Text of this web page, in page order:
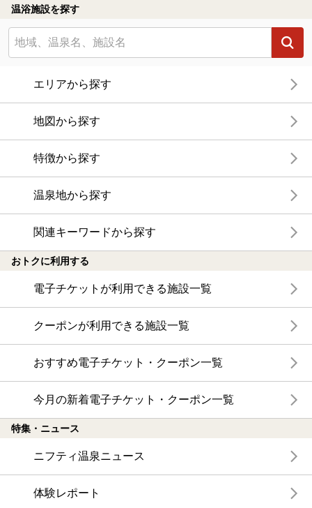
温浴施設を探す
エリアから探す
地図から探す
特徴から探す
温泉地から探す
関連キーワードから探す
おトクに利用する
電子チケットが利用できる施設一覧
クーポンが利用できる施設一覧
おすすめ電子チケット・クーポン一覧
今月の新着電子チケット・クーポン一覧
特集・ニュース
ニフティ温泉ニュース
体験レポート